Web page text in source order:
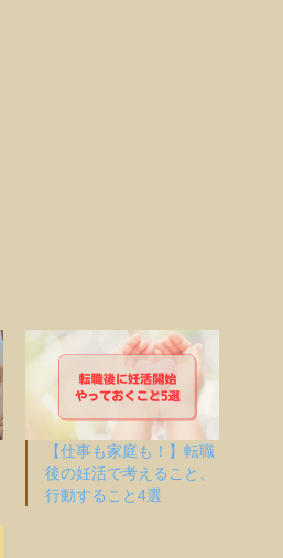
【仕事も家庭も！】転職
後の妊活で考えること、
行動すること4選